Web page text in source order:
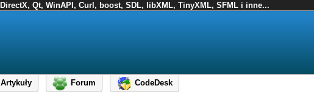
Qt, WinAPI, Curl, boost, SDL, libXML, TinyXML, SFML i inne...
Artykuły Forum
CodeDesk